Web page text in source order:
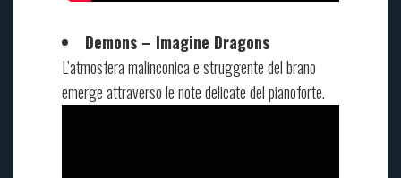
Demons – Imagine Dragons
L’atmosfera malinconica e struggente del brano
emerge attraverso le note delicate del pianoforte.